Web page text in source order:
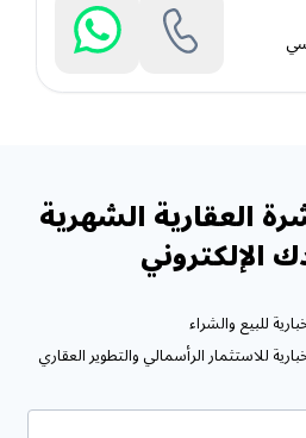
العقارية الشهرية
الإلكتروني
للبيع والشراء
للاستثمار الرأسمالي والتطوير العقاري